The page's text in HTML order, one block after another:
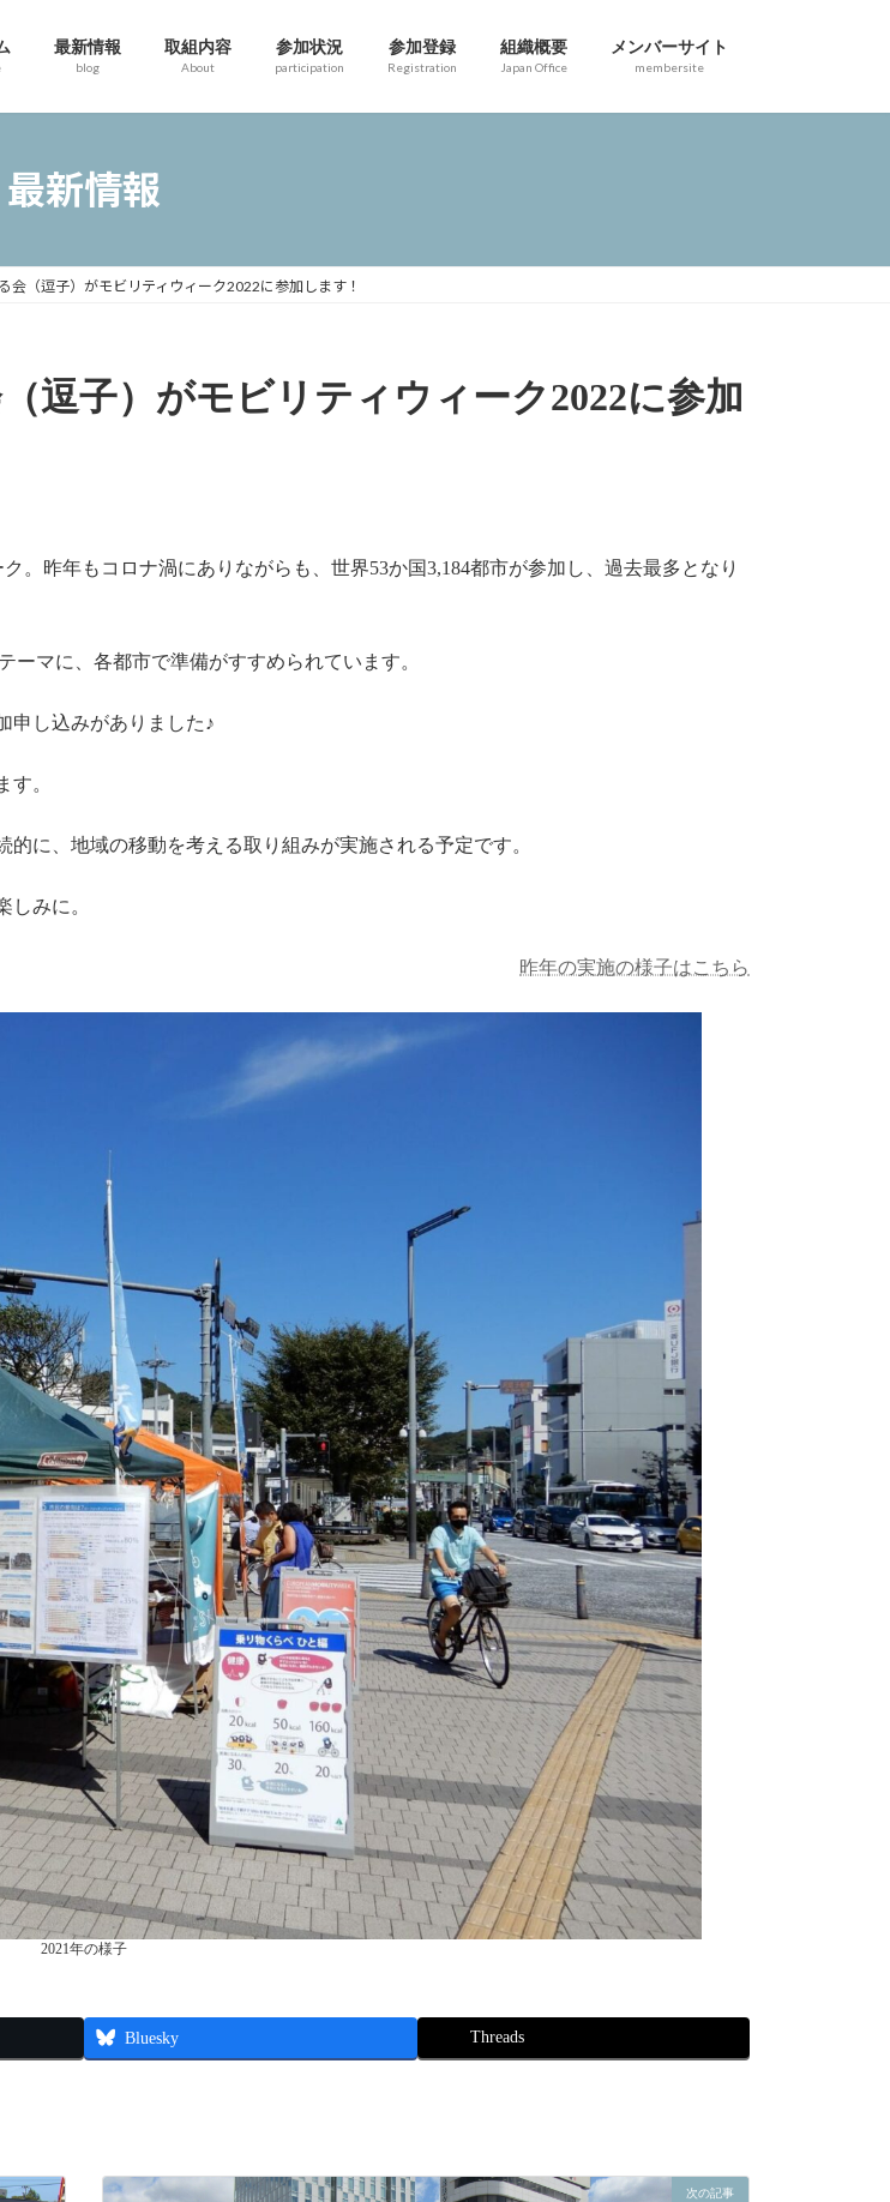
最新情報
blog
取組内容
About
参加状況
participation
参加登録
Registration
組織概要
Japan Office
メンバーサイト
membersite
最新情報
会（逗子）がモビリティウィーク2022に参加します！
逗子）がモビリティウィーク2022に参加
。昨年もコロナ渦にありながらも、世界53か国3,184都市が参加し、過去最多となり
マに、各都市で準備がすすめられています。
申し込みがありました♪
。
に、地域の移動を考える取り組みが実施される予定です。
みに。
昨年の実施の様子はこちら
2021年の様子
Bluesky Threads
次の記事